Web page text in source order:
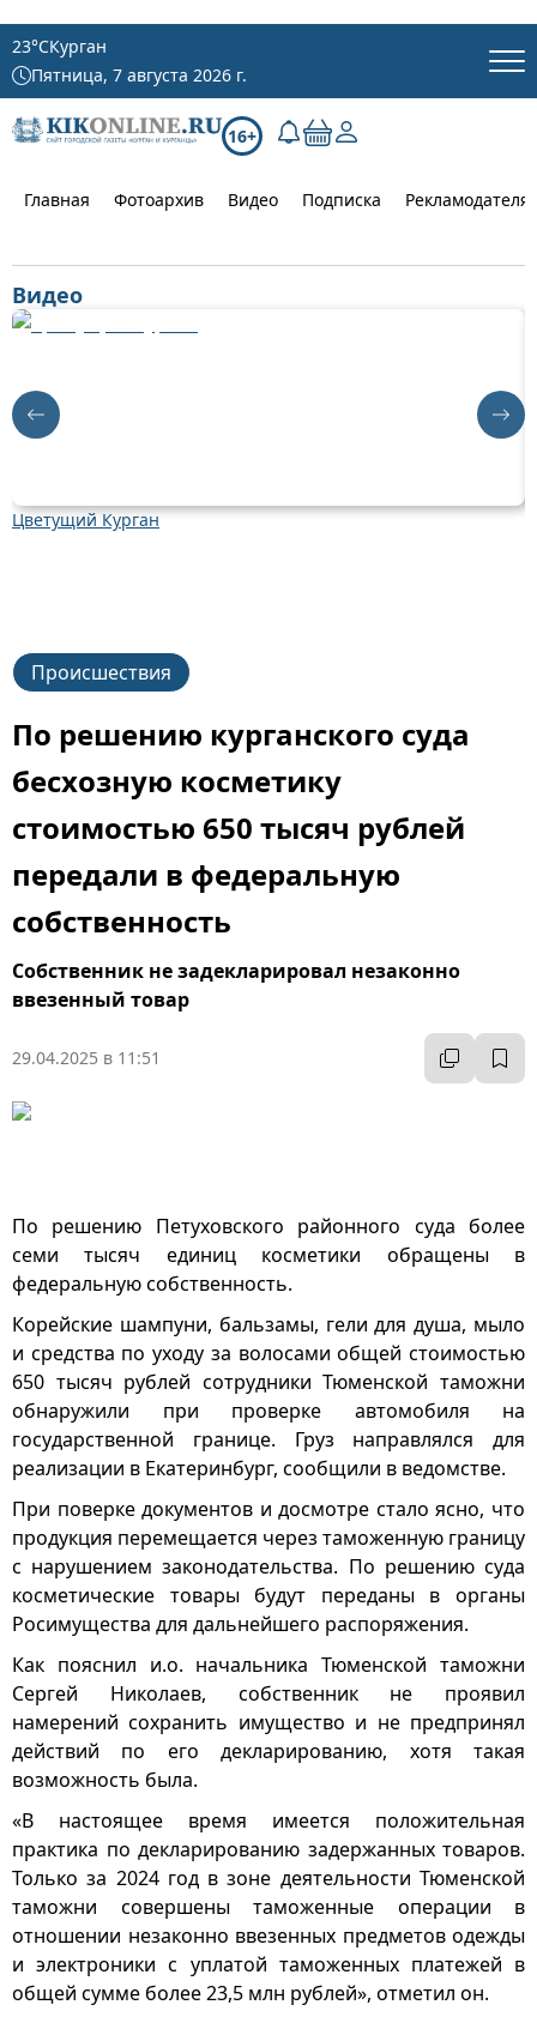
23°CКурган
Пятница, 7 августа 2026 г.
16+
Главная Фотоархив Видео Подписка
Видео
Цветущий Курган
Происшествия
По решению курганского суда
бесхозную косметику
стоимостью 650 тысяч рублей
передали в федеральную
собственность
Собственник не задекларировал незаконно
ввезенный товар
29.04.2025 в 11:51
По решению Петуховского районного суда более
семи тысяч единиц косметики обращены в
федеральную собственность.
Корейские шампуни, бальзамы, гели для душа, мыло
и средства по уходу за волосами общей стоимостью
650 тысяч рублей сотрудники Тюменской таможни
обнаружили при проверке автомобиля на
государственной границе. Груз направлялся для
реализации в Екатеринбург, сообщили в ведомстве.
При поверке документов и досмотре стало ясно, что
продукция перемещается через таможенную границу
с нарушением законодательства. По решению суда
косметические товары будут переданы в органы
Росимущества для дальнейшего распоряжения.
Как пояснил и.о. начальника Тюменской таможни
Сергей Николаев, собственник не проявил
намерений сохранить имущество и не предпринял
действий по его декларированию, хотя такая
возможность была.
«В настоящее время имеется положительная
практика по декларированию задержанных товаров.
Только за 2024 год в зоне деятельности Тюменской
таможни совершены таможенные операции в
отношении незаконно ввезенных предметов одежды
и электроники с уплатой таможенных платежей в
общей сумме более 23,5 млн рублей», отметил он.